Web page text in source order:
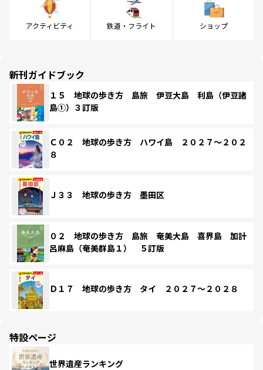
アクティビティ 鉄道・フライト ショップ
新刊ガイドブック
１５ 地球の歩き方 島旅 伊豆大島 利島（伊豆諸
島①）３訂版
Ｃ０２ 地球の歩き方 ハワイ島 ２０２７～２０２
８
Ｊ３３ 地球の歩き方 墨田区
０２ 地球の歩き方 島旅 奄美大島 喜界島 加計
呂麻島（奄美群島１） ５訂版
Ｄ１７ 地球の歩き方 タイ ２０２７～２０２８
特設ページ
世界遺産ランキング